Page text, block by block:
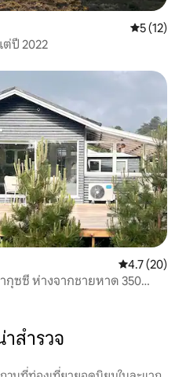
คะแนนเฉลี่
5 (12)
ปี 2022
คะแนนเฉลี่ย
4.7 (20)
ซซี่ ห่างจากชายหาด 350
สำรวจ